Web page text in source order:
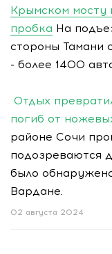
Крымском мосту
пробка На
стороны Тамани
- более 1400
Отдых
погиб от
районе Сочи
подозреваются
было
Вардане.
02 августа 2024